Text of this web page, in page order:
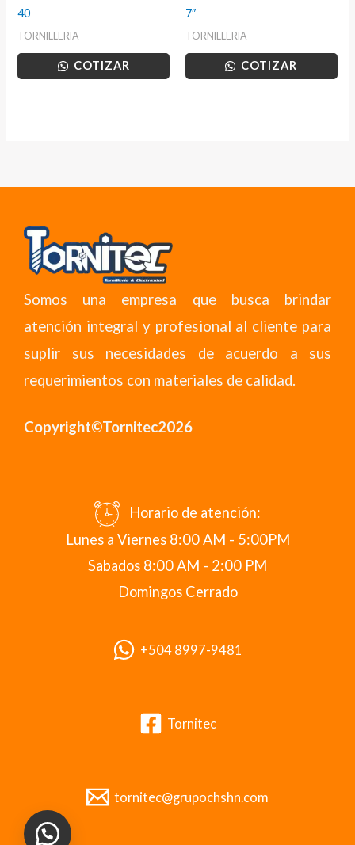
40
TORNILLERIA
COTIZAR
7″
TORNILLERIA
COTIZAR
Somos una empresa que busca brindar
atención integral y profesional al cliente para
suplir sus necesidades de acuerdo a sus
requerimientos con materiales de calidad.
Copyright©Tornitec2026
Horario de atención:
Lunes a Viernes 8:00 AM - 5:00PM
Sabados 8:00 AM - 2:00 PM
Domingos Cerrado
+504 8997-9481
Tornitec
tornitec@grupochshn.com